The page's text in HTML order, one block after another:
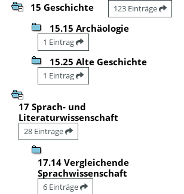
15 Geschichte 123 Einträge
15.15 Archäologie
1 Eintrag
15.25 Alte Geschichte
1 Eintrag
17 Sprach- und
Literaturwissenschaft
28 Einträge
17.14 Vergleichende
Sprachwissenschaft
6 Einträge